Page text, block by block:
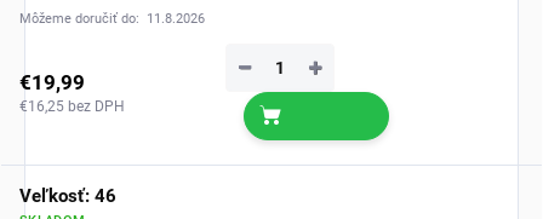
Môžeme doručiť do:
11.8.2026
€19,99
€16,25 bez DPH
+
−
Veľkosť: 46